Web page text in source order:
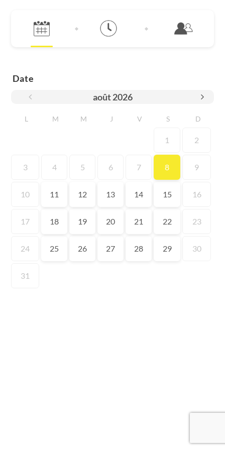
Date
août 2026
L M M J V S D
1 2
3 4 5 6 7 8 9
10 11 12 13 14 15 16
17 18 19 20 21 22 23
24 25 26 27 28 29 30
31